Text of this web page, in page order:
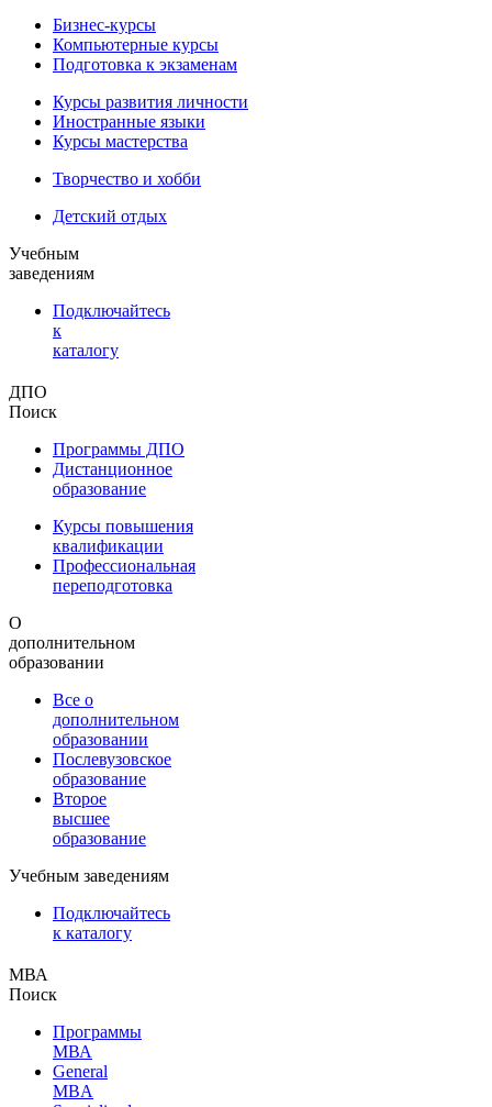
Бизнес-курсы
Компьютерные курсы
Подготовка к экзаменам
Курсы развития личности
Иностранные языки
Курсы мастерства
Творчество и хобби
Детский отдых
Учебным
заведениям
Подключайтесь
к
каталогу
ДПО
Поиск
Программы ДПО
Дистанционное
образование
Курсы повышения
квалификации
Профессиональная
переподготовка
О
дополнительном
образовании
Все о
дополнительном
образовании
Послевузовское
образование
Второе
высшее
образование
Учебным заведениям
Подключайтесь
к каталогу
МВА
Поиск
Программы
МВА
General
MBA